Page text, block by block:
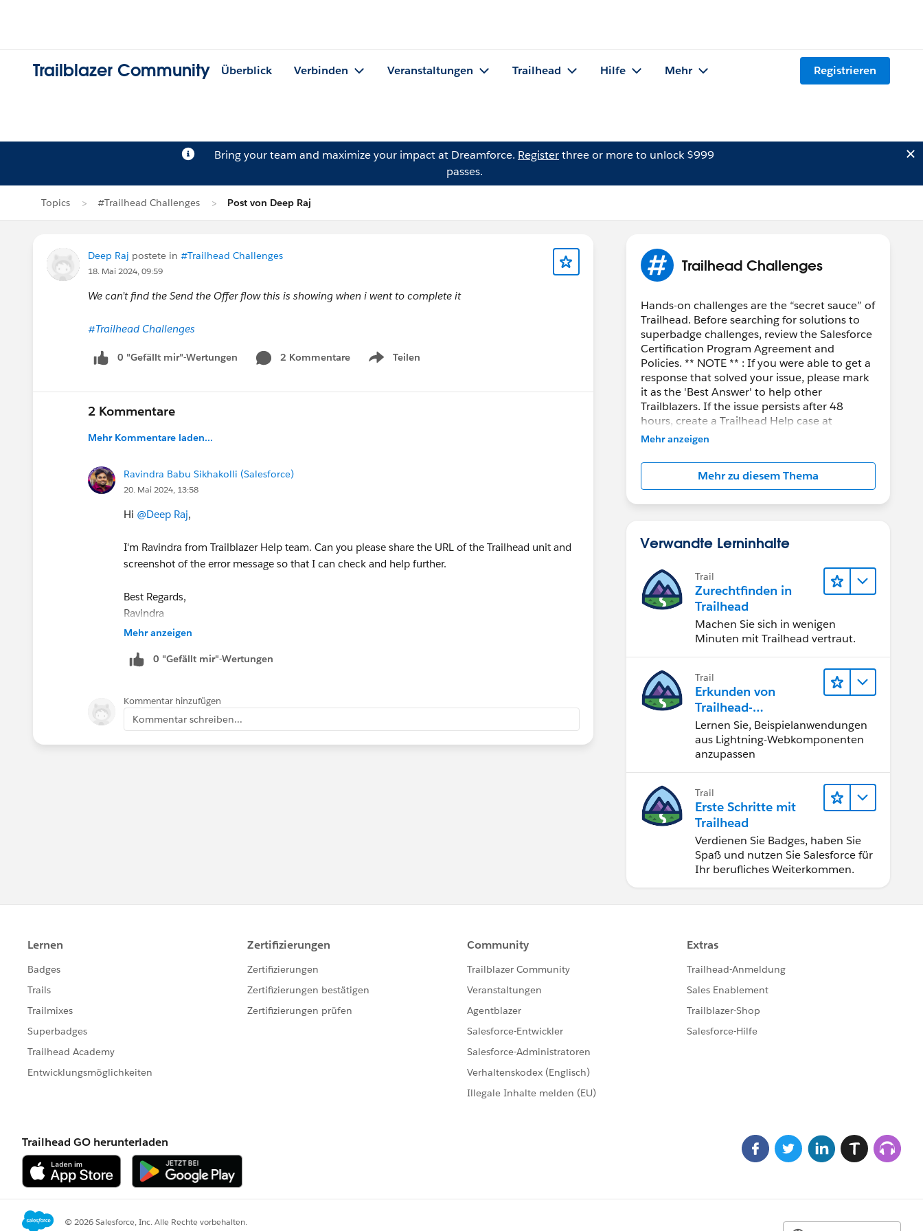
Trailblazer Community Überblick Verbinden Veranstaltungen Trailhead Hilfe Mehr Registrieren
Bring your team and maximize your impact at Dreamforce. Registerthree or more to unlock $999
passes.
Topics #Trailhead Challenges Post von Deep Raj
Deep Raj postete in #Trailhead Challenges
18. Mai 2024, 09:59
We can’t find the Send the Offer flow this is showing when i went to complete it
#Trailhead Challenges
0 "Gefällt mir"-Wertungen 2 Kommentare Teilen
Show menu
2 Kommentare
Mehr Kommentare laden...
Ravindra Babu Sikhakolli (Salesforce)
20. Mai 2024, 13:58
Hi @Deep Raj,
I'm Ravindra from Trailblazer Help team. Can you please share the URL of the Trailhead unit and
screenshot of the error message so that I can check and help further.
Best Regards,
Ravindra
Mehr anzeigen
0 "Gefällt mir"-Wertungen
Kommentar hinzufügen
Kommentar schreiben...
Trailhead Challenges
Hands-on challenges are the “secret sauce” of
Trailhead. Before searching for solutions to
superbadge challenges, review the Salesforce
Certification Program Agreement and
Policies. ** NOTE ** : If you were able to get a
response that solved your issue, please mark
it as the 'Best Answer' to help other
Trailblazers. If the issue persists after 48
hours, create a Trailhead Help case at
https://help.salesforce.com/s/support
Mehr anzeigen
Mehr zu diesem Thema
Verwandte Lerninhalte
Trail
Zurechtfinden in
Trailhead
Machen Sie sich in wenigen
Minuten mit Trailhead vertraut.
Trail
Erkunden von
Trailhead-
Beispielanwendunge
n
Lernen Sie, Beispielanwendungen
aus Lightning-Webkomponenten
anzupassen
Trail
Erste Schritte mit
Trailhead
Verdienen Sie Badges, haben Sie
Spaß und nutzen Sie Salesforce für
Ihr berufliches Weiterkommen.